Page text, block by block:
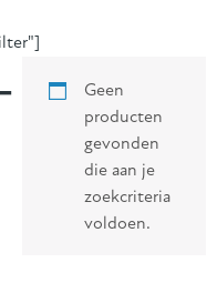
Geen
producten
gevonden
die aan je
zoekcriteria
voldoen.